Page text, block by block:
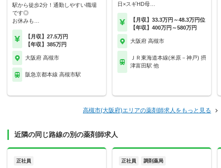
駅から徒歩2分！通勤しやすい職場
です◎
お休みも…
【月収】27.5万円
【年収】385万円
大阪府 高槻市
阪急京都本線 高槻市駅
日×スギHD母…
【月収】33.3万円～48.3万円位
【年収】400万円～580万円
大阪府 高槻市
ＪＲ東海道本線(米原－神戸) 摂
津富田駅 他
高槻市(大阪府)エリアの薬剤師求人をもっと見る
近隣の同じ路線の別の薬剤師求人
正社員 正社員 調剤薬局